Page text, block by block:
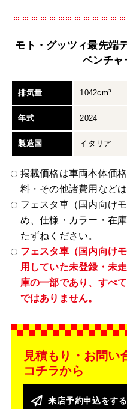
モト・グッツィ最先端
ベンチャ
排気量 1042cm³
年式 2024
製造国 イタリア
掲載価格は車両本体価
料・その他諸費用など
フェスタ車（国内向け
め、仕様・カラー・在
たずねください。
フェスタ車（国内向け
用していた未登録・未
庫の一部であり、すべ
ではありません。
見積もり・お問い
コチラから
来店予約申込をする